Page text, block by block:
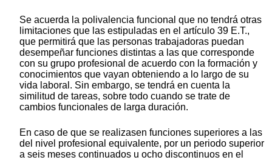
Se acuerda la polivalencia funcional que no tendrá otras
limitaciones que las estipuladas en el artículo 39 E.T.,
que permitirá que las personas trabajadoras puedan
desempeñar funciones distintas a las que corresponde
con su grupo profesional de acuerdo con la formación y
conocimientos que vayan obteniendo a lo largo de su
vida laboral. Sin embargo, se tendrá en cuenta la
similitud de tareas, sobre todo cuando se trate de
cambios funcionales de larga duración.
En caso de que se realizasen funciones superiores a las
del nivel profesional equivalente, por un periodo superior
a seis meses continuados u ocho discontinuos en el